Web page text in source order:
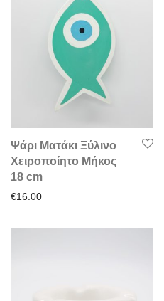
Ψάρι Ματάκι Ξύλινο
Χειροποίητο Μήκος
18 cm
€16.00